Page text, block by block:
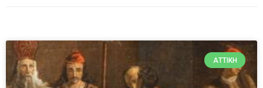
ΑΤΤΙΚΉ